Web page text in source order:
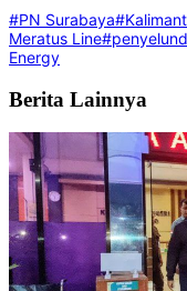
#PN Surabaya
Meratus Line
Energy
Berita Lainnya